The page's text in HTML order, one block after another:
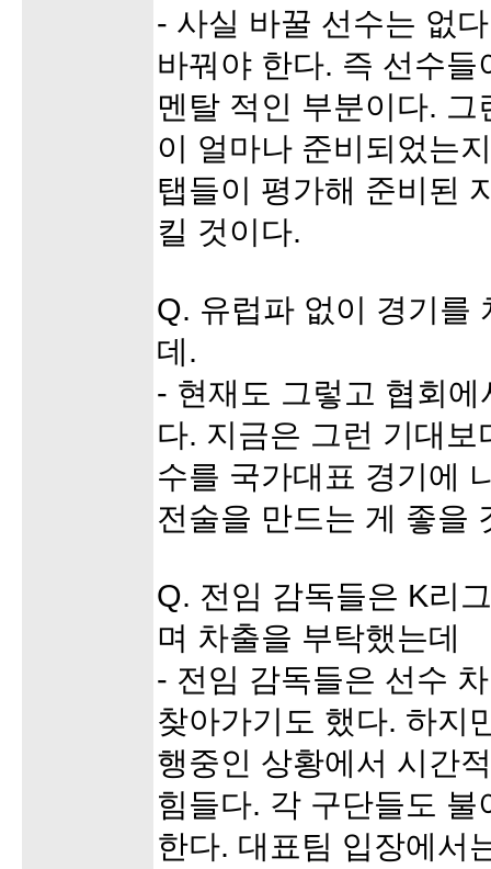
- 사실 바꿀 선수는 없
바꿔야 한다. 즉 선수
멘탈 적인 부분이다.
이 얼마나 준비되었는
탭들이 평가해 준비된
킬 것이다.
Q. 유럽파 없이 경기를
데.
- 현재도 그렇고 협회
다. 지금은 그런 기대
수를 국가대표 경기에
전술을 만드는 게 좋을
Q. 전임 감독들은 K리
며 차출을 부탁했는데
- 전임 감독들은 선수
찾아가기도 했다. 하지
행중인 상황에서 시간
힘들다. 각 구단들도
한다. 대표팀 입장에서